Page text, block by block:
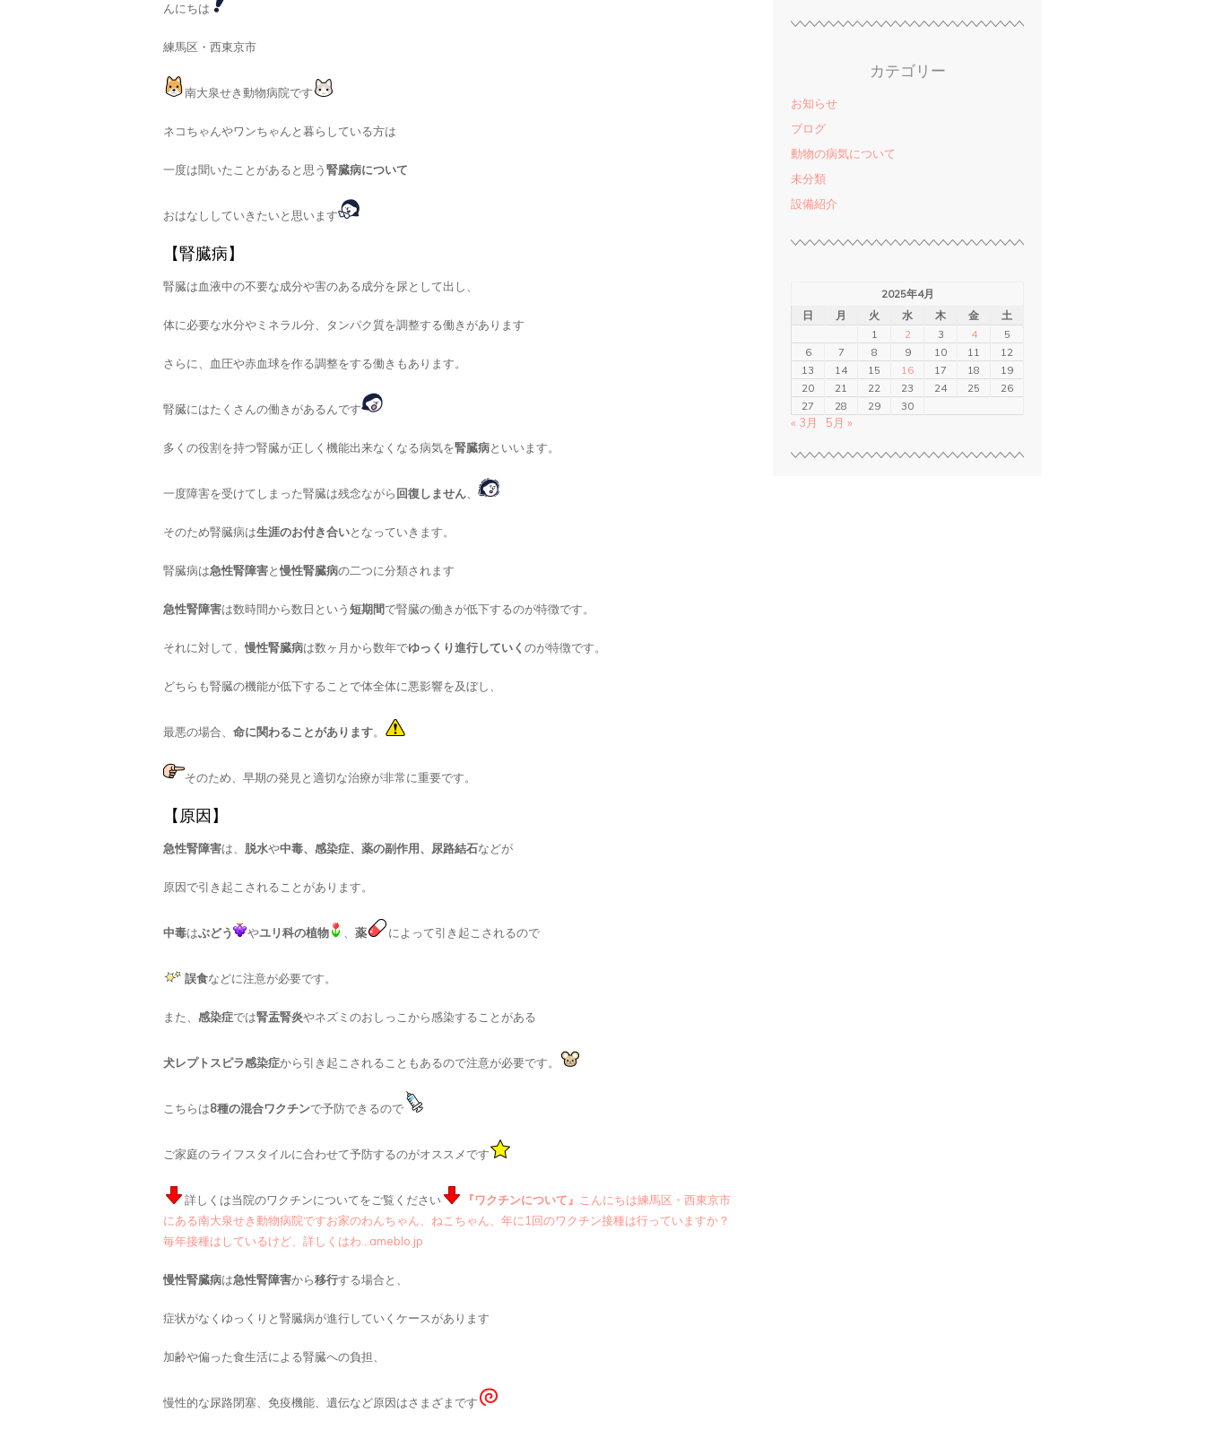
んにちは
練馬区・西東京市
南大泉せき動物病院です
ネコちゃんやワンちゃんと暮らしている方は
一度は聞いたことがあると思う腎臓病について
おはなししていきたいと思います
【腎臓病】
腎臓は血液中の不要な成分や害のある成分を尿として出し、
体に必要な水分やミネラル分、タンパク質を調整する働きがあります
さらに、血圧や赤血球を作る調整をする働きもあります。
腎臓にはたくさんの働きがあるんです
多くの役割を持つ腎臓が正しく機能出来なくなる病気を腎臓病といいます。
一度障害を受けてしまった腎臓は残念ながら回復しません
そのため腎臓病は生涯のお付き合いとなっていきます。
腎臓病は急性腎障害と慢性腎臓病の二つに分類されます
急性腎障害は数時間から数日という短期間で腎臓の働きが低下するのが特徴です。
それに対して、慢性腎臓病は数ヶ月から数年でゆっくり進行していく のが特徴です。
どちらも腎臓の機能が低下することで体全体に悪影響を及ぼし、
最悪の場合、 命に関わることがあります。
そのため、早期の発見と適切な治療が非常に重要です。
【原因】
急性腎障害は、 脱水や中毒、感染症、薬の副作用、尿路結石などが
原因で引き起こされることがあります。
中毒はぶどう やユリ科の植物 薬 によって引き起こされるので
誤食などに注意が必要です。
また、 感染症では腎盂腎炎やネズミのおしっこから感染することがある
犬レプトスピラ感染症から引き起こされることもあるので注意が必要です。
こちらは8種の混合ワクチンで予防できるので
ご家庭のライフスタイルに合わせて予防するのがオススメです
詳しくは当院のワクチンについてをご覧ください 『ワクチンについて』
こんにちは練馬区・西東京市
にある南大泉せき動物病院ですお家のわんちゃん、ねこちゃん、年に1回のワクチン接種は行っていますか？
毎年接種はしているけど、詳しくはわ…ameblo.jp
慢性腎臓病は急性腎障害から移行する場合と、
症状がなくゆっくりと腎臓病が進行していくケースがあります
加齢や偏った食生活による腎臓への負担、
慢性的な尿路閉塞、免疫機能、遺伝など原因はさまざまです
カテゴリー
お知らせ
ブログ
動物の病気について
未分類
設備紹介
2025年4月
日
月 火 水 木 金
土
1
2 3 4
5
6
7 8 9 10 11
12
13
14 15 16 17 18
19
20
21 22 23 24 25
26
27
28 29 30
« 3月 5月 »